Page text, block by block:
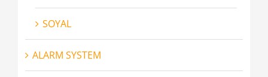
SOYAL
ALARM SYSTEM